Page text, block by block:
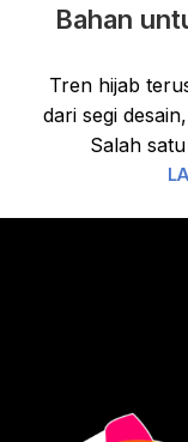
Bahan
Tren hijab
dari segi
Salah